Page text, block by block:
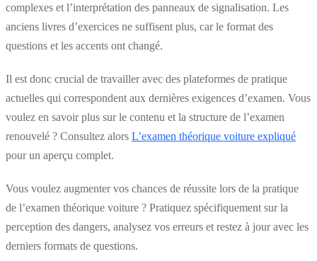
complexes et l’interprétation des panneaux de signalisation. Les
anciens livres d’exercices ne suffisent plus, car le format des
questions et les accents ont changé.
Il est donc crucial de travailler avec des plateformes de pratique
actuelles qui correspondent aux dernières exigences d’examen. Vous
voulez en savoir plus sur le contenu et la structure de l’examen
renouvelé ? Consultez alors L’examen théorique voiture expliqué
pour un aperçu complet.
Vous voulez augmenter vos chances de réussite lors de la pratique
de l’examen théorique voiture ? Pratiquez spécifiquement sur la
perception des dangers, analysez vos erreurs et restez à jour avec les
derniers formats de questions.